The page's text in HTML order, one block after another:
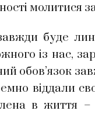
молитися
буде
із нас,
обов’язок
віддали
в життя